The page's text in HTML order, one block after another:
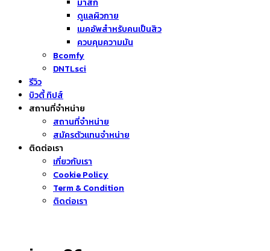
มาส์ก
ดูแลผิวกาย
เมคอัพสำหรับคนเป็นสิว
ควบคุมความมัน
Bcomfy
DNTLsci
รีวิว
บิวตี้ ทิปส์
สถานที่จำหน่าย
สถานที่จำหน่าย
สมัครตัวแทนจำหน่าย
ติดต่อเรา
เกี่ยวกับเรา
Cookie Policy
Term & Condition
ติดต่อเรา